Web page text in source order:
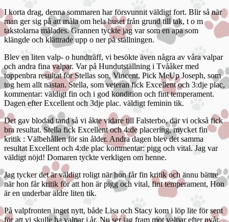
I korta drag, denna sommaren har försvunnit väldigt fort. Blir så när
man ger sig på att måla om hela huset från grund till tak, t o m
takstolarna målades. Grannen tyckte jag var som en apa som
klängde och klättrade upp o ner på ställningen.
Blev en liten valp- o hundträff, vi besökte även några av våra valpar
och andra fina valpar. Var på Hundutställning i Tvååker med
toppenbra resultat för Stellas son, Vincent, Pick MeUp Joseph, som
tog hem allt nästan. Stella, som veteran fick Excellent och 3:dje plac,
kommentar: väldigt fin och i god kondition och fint temperament.
Dagen efter Excellent och 3dje plac. väldigt feminin tik.
Det gav blodad tand så vi åkte vidare till Falsterbo, där vi också fick
bra resultat. Stella fick Excellent och 4:de placering, mycket fin
kritik : Välbehållen för sin ålder. Andra dagen blev det samma
resultat Excellent och 4:de plac kommentar: pigg och vital. Jag var
väldigt nöjd! Domaren tyckte verkligen om henne.
Jag tycker det är väldigt roligt när hon får fin kritik och ännu bättre
när hon får kritik för att hon är pigg och vital, fint temperament, Hon
är en underbar äldre liten tik.
På valpfronten inget nytt, både Lisa och Stacy kom i löp lite för sent
för att vi skulle ha valpar i år. Nu ser jag fram mot valpar efter nyår,